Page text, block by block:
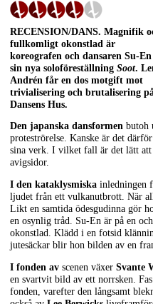
RECENSION/DANS. Magnifik
fullkomligt okonstlad är
koreografen och dansaren Su-
sin nya soloföreställning Soot.
Andrén får en dos motgift mot
trivialisering och brutalisering
Dansens Hus.
Den japanska dansformen butoh
proteströrelse. Kanske är det
sina verk. I vilket fall är det lätt att
avigsidor.
I den kataklysmiska inledningen
ljudet från ett vulkanutbrott. När
Likt en samtida ödesgudinna gör
en osynlig tråd. Su-En är på en
okonstlad. Klädd i en fotsid
jutesäckar blir hon bilden av en
I fonden av scenen växer Svante
en svartvit bild av ett norrsken.
fonden, varefter den långsamt